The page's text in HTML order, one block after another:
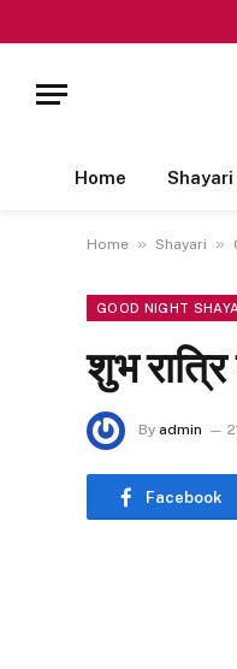
Home Shayari
Home » Shayari »
GOOD NIGHT
शुभ
By admin
Facebook